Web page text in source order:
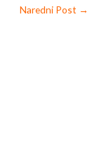
Naredni Post →